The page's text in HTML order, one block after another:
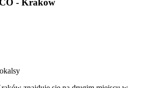
- Kraków